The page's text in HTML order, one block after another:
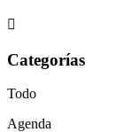
Categorías
Todo
Agenda